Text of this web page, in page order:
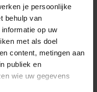
je persoonlijke
behulp van
op uw
met als doel
content, metingen aan
publiek en
wie uw gegevens